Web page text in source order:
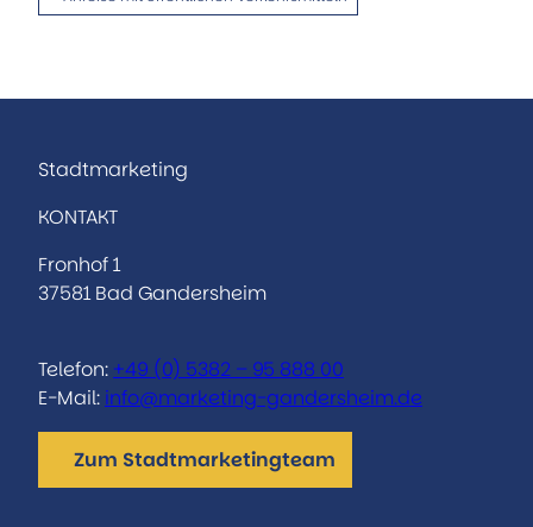
Stadtmarketing
KONTAKT
Fronhof 1
37581 Bad Gandersheim
Telefon: +49 (0) 5382 – 95 888 00
E-Mail: info@marketing-gandersheim.de
Zum Stadtmarketingteam